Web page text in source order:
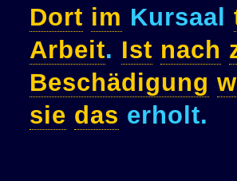
Dort im Kursaal
Arbeit. Ist nach
Beschädigung
sie das erholt.